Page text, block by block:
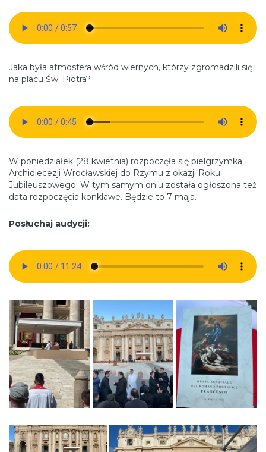
Jaka była atmosfera wśród wiernych, którzy zgromadzili się
na placu Św. Piotra?
W poniedziałek (28 kwietnia) rozpoczęła się pielgrzymka
Archidiecezji Wrocławskiej do Rzymu z okazji Roku
Jubileuszowego. W tym samym dniu została ogłoszona też
data rozpoczęcia konklawe. Będzie to 7 maja.
Posłuchaj audycji: